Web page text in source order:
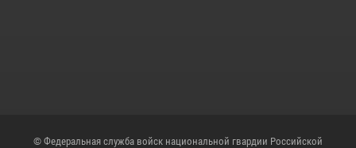
© Федеральная служба войск национальной гвардии Российской